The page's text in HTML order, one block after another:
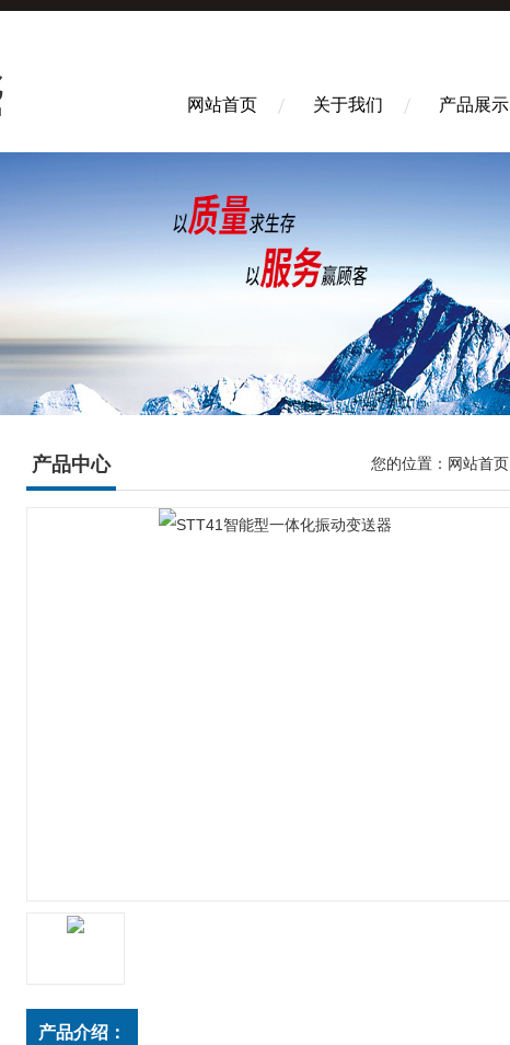
网站首页 关于我们 产品展示
产品中心 您的位置： 网站首页
产品介绍：